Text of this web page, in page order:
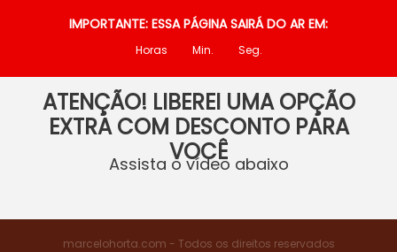
IMPORTANTE: ESSA PÁGINA SAIRÁ DO AR EM:
Horas Min. Seg.
ATENÇÃO! LIBEREI UMA OPÇÃO
EXTRA COM DESCONTO PARA
VOCÊ
Assista o vídeo abaixo
marcelohorta.com - Todos os direitos reservados